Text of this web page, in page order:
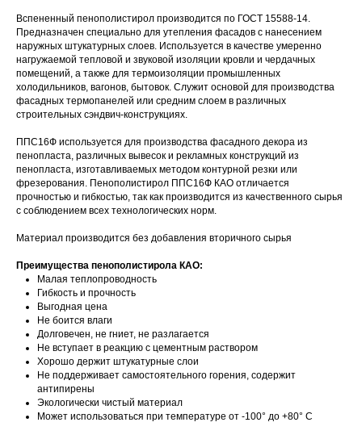
Вспененный пенополистирол производится по ГОСТ 15588-14.
Предназначен специально для утепления фасадов с нанесением
наружных штукатурных слоев. Используется в качестве умеренно
нагружаемой тепловой и звуковой изоляции кровли и чердачных
помещений, а также для термоизоляции промышленных
холодильников, вагонов, бытовок. Служит основой для производства
фасадных термопанелей или средним слоем в различных
строительных сэндвич-конструкциях.
ППС16Ф используется для производства фасадного декора из
пенопласта, различных вывесок и рекламных конструкций из
пенопласта, изготавливаемых методом контурной резки или
фрезерования. Пенополистирол ППС16Ф КАО отличается
прочностью и гибкостью, так как производится из качественного сырья
с соблюдением всех технологических норм.
Материал производится без добавления вторичного сырья
Преимущества пенополистирола КАО:
Малая теплопроводность
Гибкость и прочность
Выгодная цена
Не боится влаги
Долговечен, не гниет, не разлагается
Не вступает в реакцию с цементным раствором
Хорошо держит штукатурные слои
Не поддерживает самостоятельного горения, содержит
антипирены
Экологически чистый материал
Может использоваться при температуре от -100° до +80° C